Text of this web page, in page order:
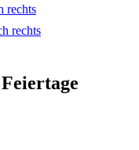
rechts
rechts